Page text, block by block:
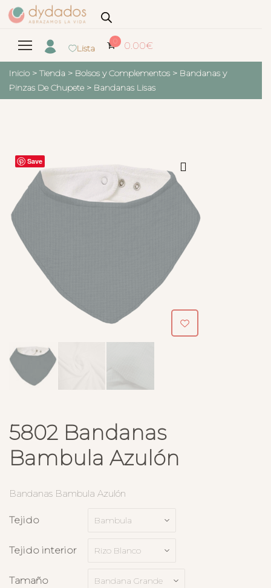
Lista
0 0.00€
Inicio > Tienda > Bolsos y Complementos > Bandanas y
Pinzas De Chupete > Bandanas Lisas
Save
5802 Bandanas
Bambula Azulón
Bandanas Bambula Azulón
Tejido
Tejido interior
Tamaño